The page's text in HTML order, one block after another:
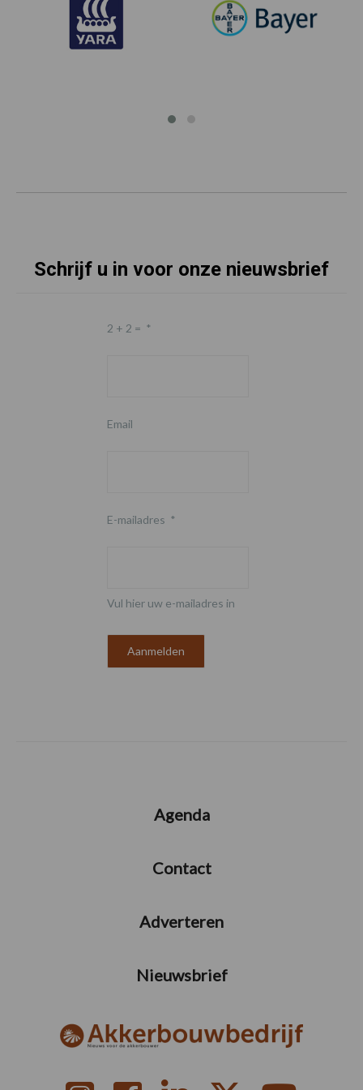
Schrijf u in voor onze nieuwsbrief
2 + 2 = *
Email
E-mailadres *
Vul hier uw e-mailadres in
Agenda
Contact
Adverteren
Nieuwsbrief